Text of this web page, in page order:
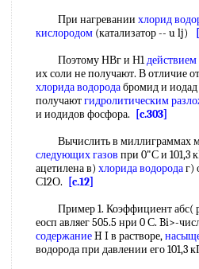
При нагревании хлорид
кислородом (катализатор -- u lj)
Поэтому НВг и Н1
их соли не получают. В отличие
хлорида водородабромид и иодад
получаютгидролитическим
и иодидов фосфора.
[c.303]
Вычислить в миллиграммах
следующих газов при 0"С и 101,3
ацетилена в) хлорида водородаг)
С12О.
[c.12]
Пример 1. Коэффициент абс(
еосп авляег 505.5 нри 0 С. Bi>-
содержаниеH I в растворе,
водорода при давлении его 101,3